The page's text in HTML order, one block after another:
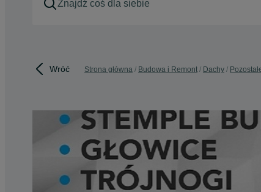
Wróć Strona główna Budowa i Remont Dachy